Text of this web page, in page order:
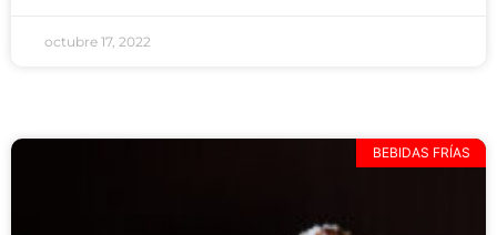
octubre 17, 2022
BEBIDAS FRÍAS